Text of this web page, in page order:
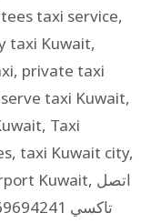
taxi service,
taxi Kuwait,
, private taxi
taxi Kuwait,
, Taxi
, taxi Kuwait city,
Kuwait, اتصل
تاكسي 69694241